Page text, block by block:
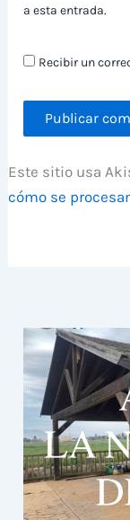
a esta entrada.
Recibir un
Este sitio usa
cómo se